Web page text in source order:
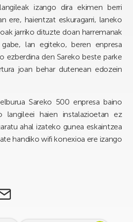
izango dira ekimen berri
ere, haientzat eskuragarri, laneko
jarriko dituzte doan harremanak
lan egiteko, beren enpresa
ezberdina den Sareko beste parke
joan behar dutenean edozein
Sareko 500 enpresa baino
langileei haien instalazioetan ez
ahal izateko gunea eskaintzea
handiko wifi konexioa ere izango